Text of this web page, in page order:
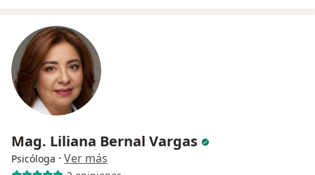
Mag. Liliana Bernal Vargas
Psicóloga · Ver más